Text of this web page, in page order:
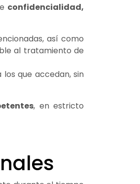
confidencialidad,
así como
al tratamiento de
que accedan, sin
, en estricto